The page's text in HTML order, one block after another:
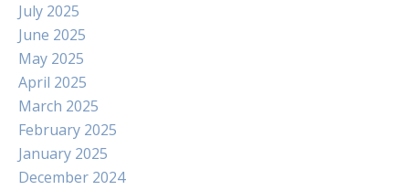
July 2025
June 2025
May 2025
April 2025
March 2025
February 2025
January 2025
December 2024